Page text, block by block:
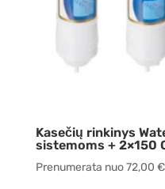
Kasečių rinkinys
sistemoms + 2×150
Prenumerata nuo72,00 €